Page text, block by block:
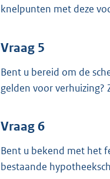
knelpunten met deze
Vraag 5
Bent u bereid om de
gelden voor verhuizing?
Vraag 6
Bent u bekend met het
bestaande